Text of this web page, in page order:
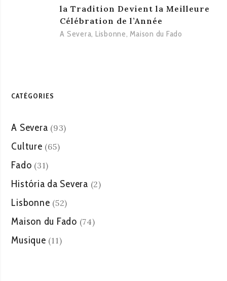
la Tradition Devient la Meilleure
Célébration de l’Année
A Severa, Lisbonne, Maison du Fado
CATÉGORIES
A Severa (93)
Culture (65)
Fado (31)
História da Severa (2)
Lisbonne (52)
Maison du Fado (74)
Musique (11)